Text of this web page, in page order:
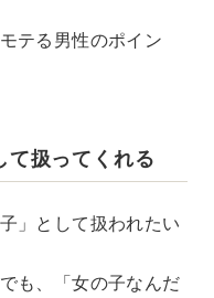
テる男性のポイン
て扱ってくれる
」として扱われたい
も、「女の子なんだ